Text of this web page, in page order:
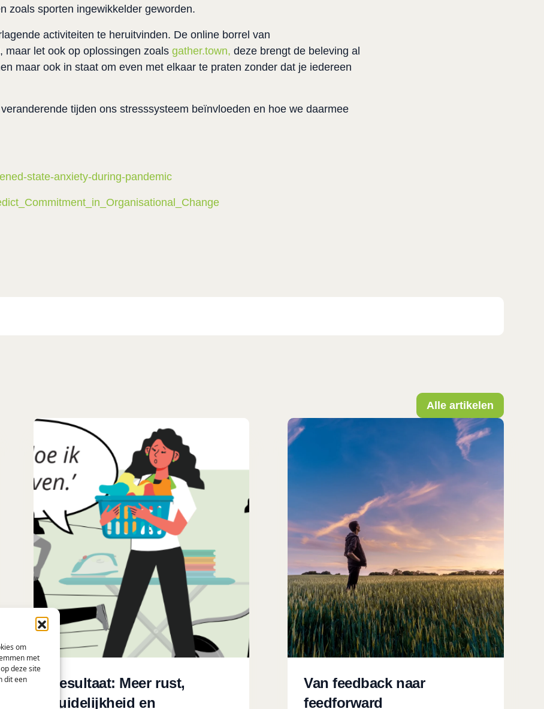
om
met
deze site
dit een
zoals sporten ingewikkelder geworden.
activiteiten te heruitvinden. De online borrel van
maar let ook op oplossingen zoalsgather.town, deze brengt de beleving al
maar ook in staat om even met elkaar te praten zonder dat je iedereen
tijden ons stresssysteem beïnvloeden en hoe we daarmee
state-anxiety-during-pandemic
Alle artikelen
Resultaat: Meer rust,
duidelijkheid en
Van feedback naar
feedforward